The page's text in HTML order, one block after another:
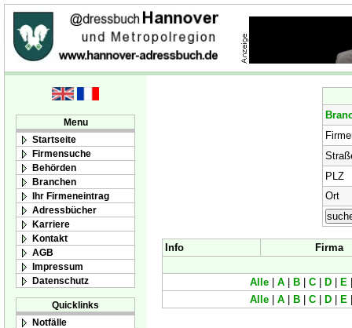
Menu
Startseite
Firmensuche
Behörden
Branchen
Ihr Firmeneintrag
Adressbücher
Karriere
Kontakt
AGB
Impressum
Datenschutz
Quicklinks
Notfälle
PLZ
Ort
Info Firma
Alle A B C D E
Alle
A B C D E